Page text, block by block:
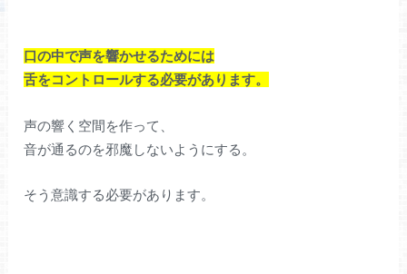
口の中で声を響かせるためには
舌をコントロールする必要があります。
声の響く空間を作って、
音が通るのを邪魔しないようにする。
そう意識する必要があります。